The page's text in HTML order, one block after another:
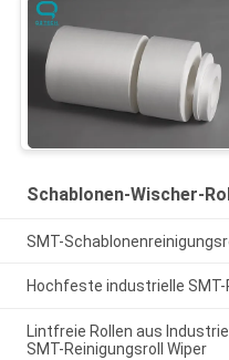
Schablonen-Wischer-
SMT-
Hochfeste industrielle
Lintfreie Rollen aus
SMT-Reinigungsroll Wiper